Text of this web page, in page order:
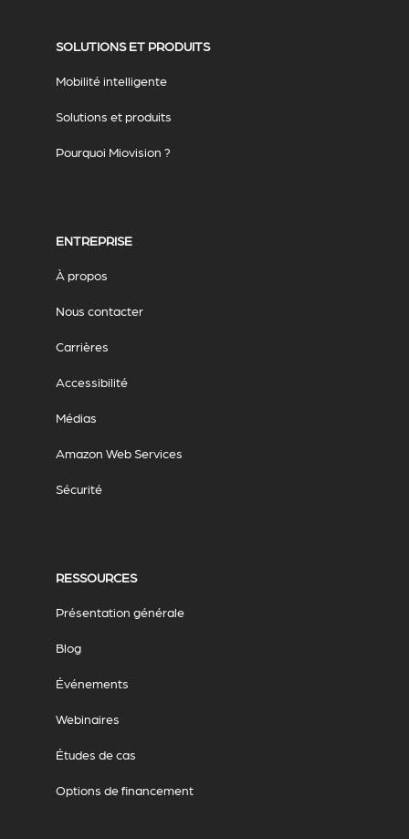
SOLUTIONS ET PRODUITS
Mobilité intelligente
Solutions et produits
Pourquoi Miovision ?
ENTREPRISE
À propos
Nous contacter
Carrières
Accessibilité
Médias
Amazon Web Services
Sécurité
RESSOURCES
Présentation générale
Blog
Événements
Webinaires
Études de cas
Options de financement